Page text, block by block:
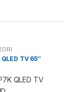
TV 65″